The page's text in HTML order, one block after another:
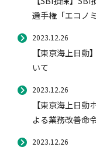
選手権「エコノ
2023.12.26
【東京海上日
いて
2023.12.26
【東京海上日
よる業務改善命
2023.12.26